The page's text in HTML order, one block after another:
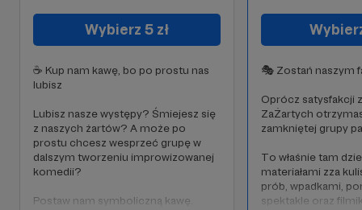
Wybierz 5 zł
☕ Kup nam kawę, bo po prostu nas
lubisz
Lubisz nasze występy? Śmiejesz się
z naszych żartów? A może po
prostu chcesz wesprzeć grupę w
dalszym tworzeniu improwizowanej
komedii?
Postaw nam symboliczną kawę.
🎭 Zostań naszym
Oprócz satysfakcji
ZaŻartych
zamkniętej grupy
To właśnie tam
materiałami zza
prób, wpadkami,
spektakle oraz